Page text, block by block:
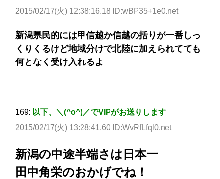
2015/02/17(火) 12:38:16.18 ID:wBP35+1e0.net
新潟県民的には甲信越か信越の括りが一番しっ
くりくるけど地域分けで北陸に加えられてても
何となく受け入れるよ
169: 以下、＼(^o^)／でVIPがお送りします
2015/02/17(火) 13:28:41.60 ID:WvRfLfql0.net
新潟の中途半端さは日本一
田中角栄のおかげでね！